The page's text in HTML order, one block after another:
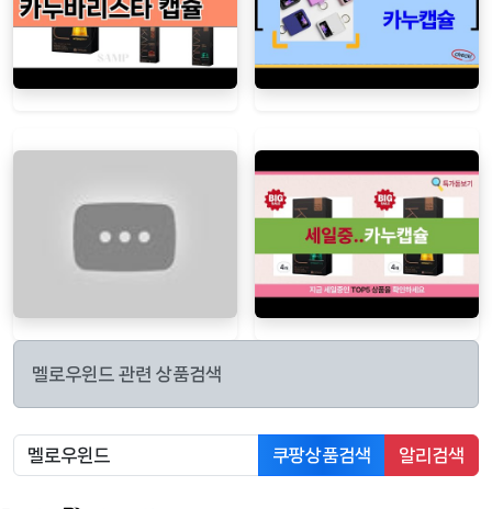
멜로우윈드 관련 상품검색
쿠팡상품검색 알리검색